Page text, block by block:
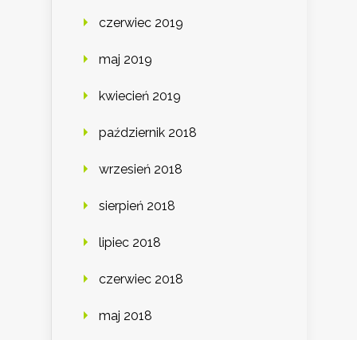
czerwiec 2019
maj 2019
kwiecień 2019
październik 2018
wrzesień 2018
sierpień 2018
lipiec 2018
czerwiec 2018
maj 2018